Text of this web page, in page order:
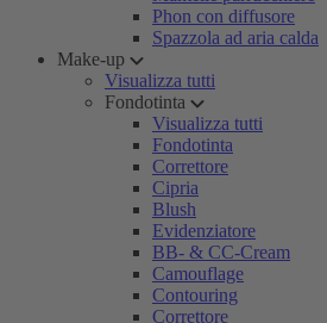
Phon con diffusore
Spazzola ad aria calda
Make-up
Visualizza tutti
Fondotinta
Visualizza tutti
Fondotinta
Correttore
Cipria
Blush
Evidenziatore
BB- & CC-Cream
Camouflage
Contouring
Correttore